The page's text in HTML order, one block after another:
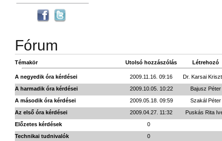
Fórum
Témakör Utolsó hozzászólás Létrehozó
A negyedik óra kérdései 2009.11.16. 09:16
Dr. Karsai
A harmadik óra kérdései
2009.10.05. 10:22
Bajusz Péter
A második óra kérdései
2009.05.18. 09:59
Szakál Péter
Az első óra kérdései
2009.04.27. 11:32
Puskás Rita
Előzetes kérdések
0
Technikai tudnivalók
0